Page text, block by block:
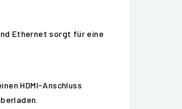
Ethernet sorgt für eine
HDMI-Anschluss